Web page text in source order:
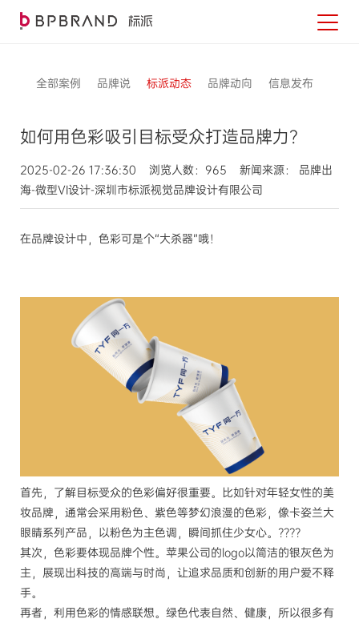
全部案例 品牌说 标派动态 品牌动向 信息发布
如何用色彩吸引目标受众打造品牌力？
2025-02-26 17:36:30 浏览人数：965 新闻来源： 品牌出
海-微型VI设计-深圳市标派视觉品牌设计有限公司
在品牌设计中，色彩可是个“大杀器”哦！
首先，了解目标受众的色彩偏好很重要。比如针对年轻女性的美
妆品牌，通常会采用粉色、紫色等梦幻浪漫的色彩，像卡姿兰大
眼睛系列产品，以粉色为主色调，瞬间抓住少女心。????
其次，色彩要体现品牌个性。苹果公司的logo以简洁的银灰色为
主，展现出科技的高端与时尚，让追求品质和创新的用户爱不释
手。
再者，利用色彩的情感联想。绿色代表自然、健康，所以很多有